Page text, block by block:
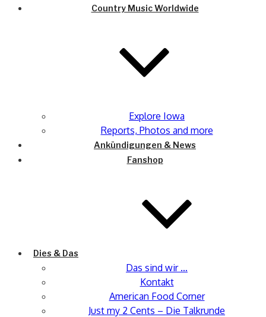
Country Music Worldwide
Explore Iowa
Reports, Photos and more
Ankündigungen & News
Fanshop
Dies & Das
Das sind wir …
Kontakt
American Food Corner
Just my 2 Cents – Die Talkrunde